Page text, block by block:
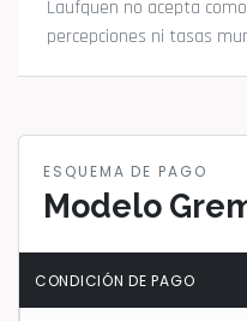
Laufquen no acepta
percepciones ni tasas
ESQUEMA DE PAGO
Modelo
CONDICIÓN DE PAGO